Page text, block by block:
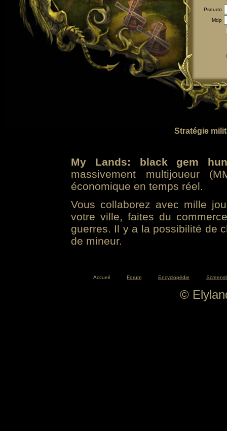
Pseudo
Mdp
Stratégie
My Lands: black gem
massivement multijoueur
économique en temps réel.
Vous collaborez avec mille
votre ville, faites du
guerres. Il y a la possibilité de
de mineur.
Accueil Forum Encyclopédie
©